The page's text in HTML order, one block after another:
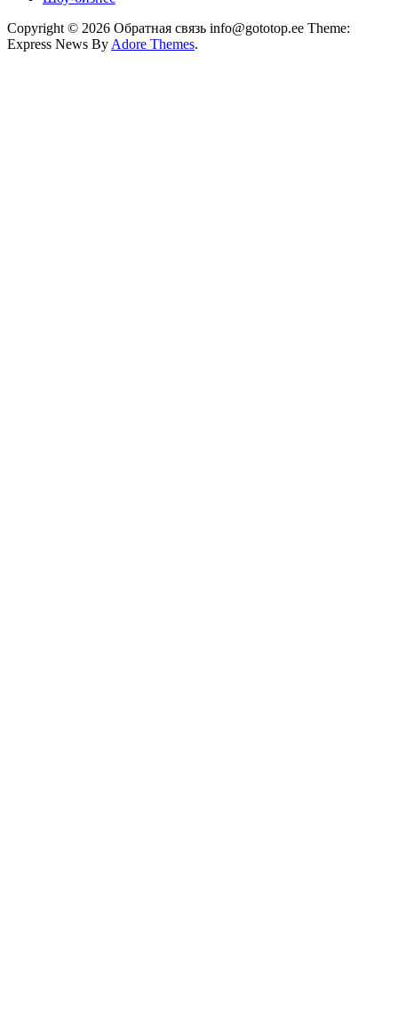
Copyright © 2026 Обратная связь info@gototop.ee Theme:
Express News By Adore Themes.